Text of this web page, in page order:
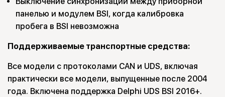
панелью и модулем BSI, когда калибровка
пробега в BSI невозможна
Поддерживаемые транспортные средства:
Все модели с протоколами CAN и UDS, включая
практически все модели, выпущенные после 2004
года. Включена поддержка Delphi UDS BSI 2016+.